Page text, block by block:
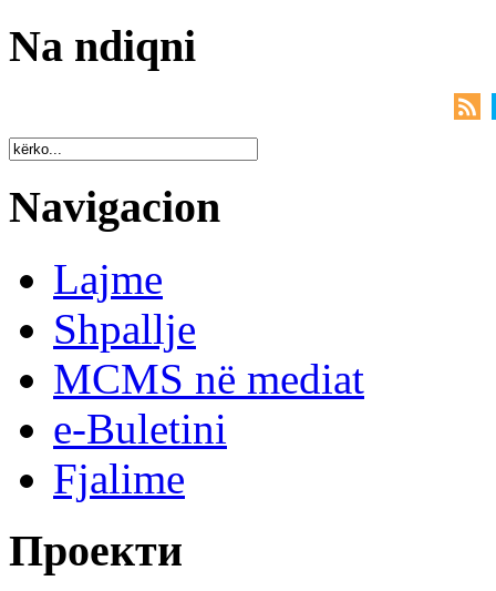
Na ndiqni
Navigacion
Lajme
Shpallje
MCMS në mediat
e-Buletini
Fjalime
Проекти